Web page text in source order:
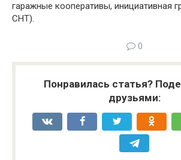
гаражные кооперативы, инициативная
СНТ).
0
Понравилась статья?
друзьями: